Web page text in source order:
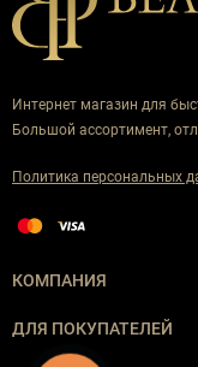
Интернет магазин для
Большой ассортимент,
Политика персональных
КОМПАНИЯ
ДЛЯ ПОКУПАТЕЛЕЙ